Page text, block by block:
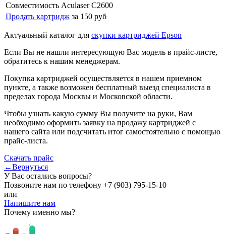
Совместимость Aculaser C2600
Продать картридж за 150 руб
Актуальный каталог для скупки картриджей Epson
Если Вы не нашли интересующую Вас модель в прайс-листе,
обратитесь к нашим менеджерам.
Покупка картриджей осуществляется в нашем приемном
пункте, а также возможен бесплатный выезд специалиста в
пределах города Москвы и Московской области.
Чтобы узнать какую сумму Вы получите на руки, Вам
необходимо оформить заявку на продажу картриджей с
нашего сайта или подсчитать итог самостоятельно с помощью
прайс-листа.
Скачать прайс
←Вернуться
У Вас остались вопросы?
Позвоните нам по телефону +7 (903) 795-15-10
или
Напишите нам
Почему именно мы?